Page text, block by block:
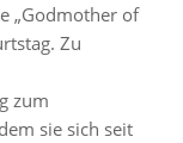
„Godmother of
Zu
zum
sie sich seit